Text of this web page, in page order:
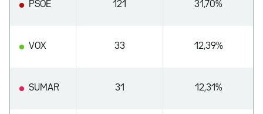
PSOE 121 31,70%
VOX 33 12,39%
SUMAR 31 12,31%